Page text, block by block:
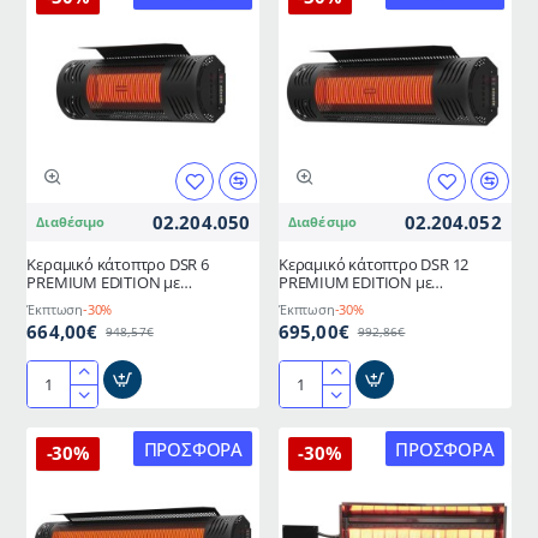
Διαθέσιμο 02.204.050
Κεραμικό κάτοπτρο DSR 6
PREMIUM EDITION με
δυνατότητα σύνδεσης αερίου
για χώρους έως 20m²
Έκπτωση-30%
664,00€ 948,57€
Κεραμικό
DSR
EDITION
Διαθέσιμο 02.204.052
Κεραμικό κάτοπτρο DSR 12
PREMIUM EDITION με
δυνατότητα σύνδεσης αερίου
για χώρους έως 40m²
Έκπτωση-30%
695,00€ 992,86€
Κεραμικό
DSR
12
EDITION
ΠΡΟΣΦΟΡΆ
-30% ΠΡΟΣΦΟΡΆ
-30%